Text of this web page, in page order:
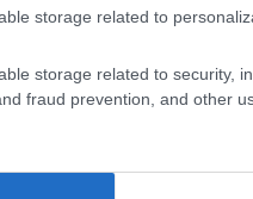
storage related to
storage related to security,
fraud prevention, and other
létesítmények, ahová
nem fog kelleni.Gulyás
igazolvánnyal
Viktor jelezte, azt